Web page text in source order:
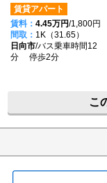
賃貸アパート
賃料： 4.45万円/1,800円
間取： 1K（31.65）
日向市/バス乗車時間12
分 停歩2分
こ